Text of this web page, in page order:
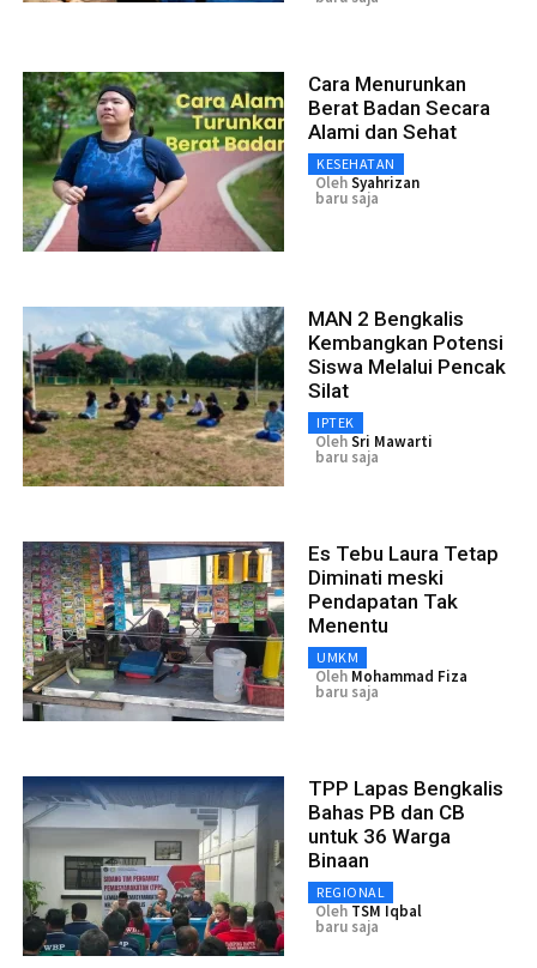
Cara Menurunkan
Berat Badan Secara
Alami dan Sehat
KESEHATAN
OlehSyahrizan
baru saja
MAN 2 Bengkalis
Kembangkan Potensi
Siswa Melalui Pencak
Silat
IPTEK
OlehSri Mawarti
baru saja
Es Tebu Laura Tetap
Diminati meski
Pendapatan Tak
Menentu
UMKM
Oleh Mohammad Fiza
baru saja
TPP Lapas Bengkalis
Bahas PB dan CB
untuk 36 Warga
Binaan
REGIONAL
Oleh TSM Iqbal
baru saja